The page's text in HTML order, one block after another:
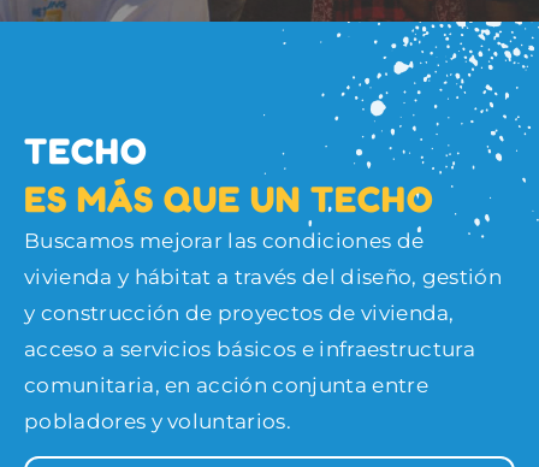
TECHO
ES MÁS QUE UN TECHO
Buscamos mejorar las condiciones de
vivienda y hábitat a través del diseño, gestión
y construcción de proyectos de vivienda,
acceso a servicios básicos e infraestructura
comunitaria, en acción conjunta entre
pobladores y voluntarios.